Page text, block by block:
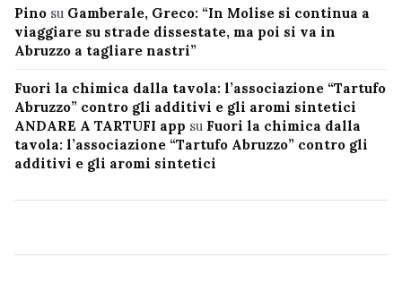
Pino su Gamberale, Greco: “In Molise si continua a
viaggiare su strade dissestate, ma poi si va in
Abruzzo a tagliare nastri”
Fuori la chimica dalla tavola: l’associazione “Tartufo
Abruzzo” contro gli additivi e gli aromi sintetici
ANDARE A TARTUFI app su Fuori la chimica dalla
tavola: l’associazione “Tartufo Abruzzo” contro gli
additivi e gli aromi sintetici